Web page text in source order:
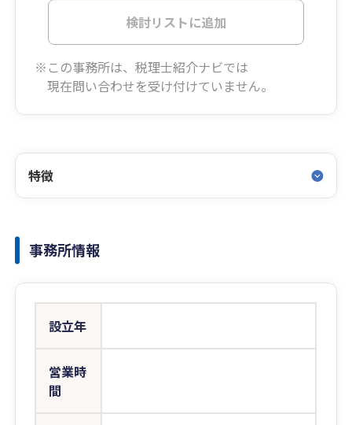
検討リストに追加
※この事務所は、税理士紹介ナビでは
現在問い合わせを受け付けていません。
特徴
事務所情報
設立年
営業時
間